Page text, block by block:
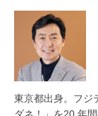
東京都出身。フジ